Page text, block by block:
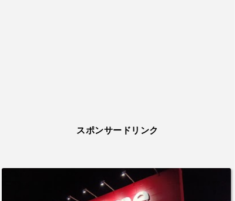
スポンサードリンク